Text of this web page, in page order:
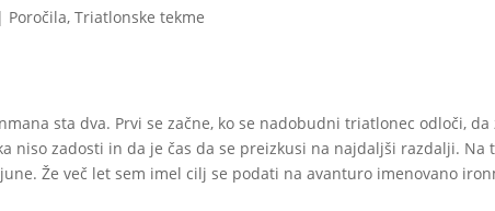
| Poročila,Triatlonske tekme
sta dva. Prvi se začne, ko se nadobudni triatlonec odloči,
niso zadosti in da je čas da se preizkusi na najdaljši razdalji. Na
Že več let sem imel cilj se podati na avanturo imenovano